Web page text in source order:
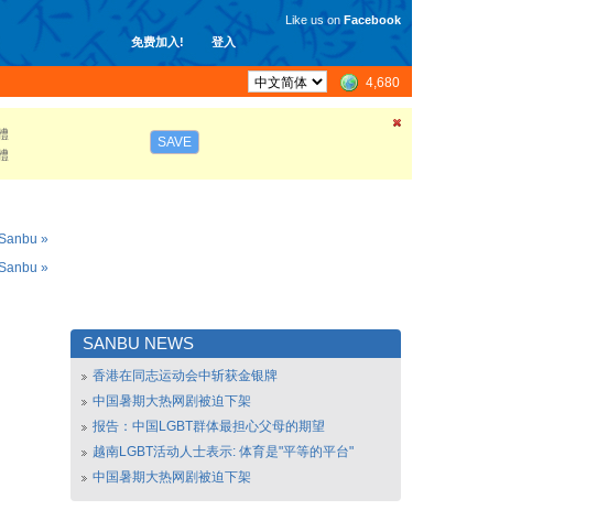
免费加入! 登入
Like us on Facebook
4,680
SAVE
»
»
SANBU NEWS
香港在同志运动会中斩获金银牌
中国暑期大热网剧被迫下架
报告：中国LGBT群体最担心父母的期望
越南LGBT活动人士表示: 体育是"平等的平台"
中国暑期大热网剧被迫下架